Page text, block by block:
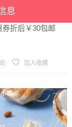
息
折后￥30包邮
加入收藏